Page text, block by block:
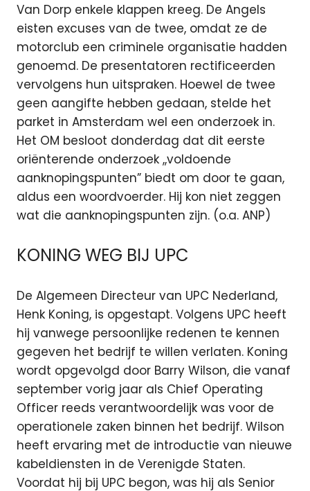
Van Dorp enkele klappen kreeg. De Angels
eisten excuses van de twee, omdat ze de
motorclub een criminele organisatie hadden
genoemd. De presentatoren rectificeerden
vervolgens hun uitspraken. Hoewel de twee
geen aangifte hebben gedaan, stelde het
parket in Amsterdam wel een onderzoek in.
Het OM besloot donderdag dat dit eerste
oriënterende onderzoek ,,voldoende
aanknopingspunten” biedt om door te gaan,
aldus een woordvoerder. Hij kon niet zeggen
wat die aanknopingspunten zijn. (o.a. ANP)
KONING WEG BIJ UPC
De Algemeen Directeur van UPC Nederland,
Henk Koning, is opgestapt. Volgens UPC heeft
hij vanwege persoonlijke redenen te kennen
gegeven het bedrijf te willen verlaten. Koning
wordt opgevolgd door Barry Wilson, die vanaf
september vorig jaar als Chief Operating
Officer reeds verantwoordelijk was voor de
operationele zaken binnen het bedrijf. Wilson
heeft ervaring met de introductie van nieuwe
kabeldiensten in de Verenigde Staten.
Voordat hij bij UPC begon, was hij als Senior